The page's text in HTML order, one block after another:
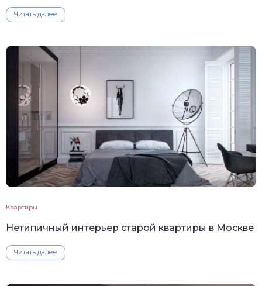
Читать далее
Квартиры
Нетипичный интерьер старой квартиры в Москве
Читать далее